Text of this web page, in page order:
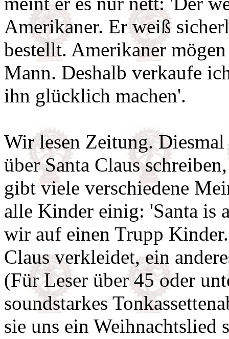
Amerikaner. Er weiß
bestellt. Amerikaner
Mann. Deshalb verkaufe
ihn glücklich machen'.
Wir lesen Zeitung.
über Santa Claus
gibt viele verschiedene
alle Kinder einig: 'Santa is
wir auf einen Trupp
Claus verkleidet, ein
(Für Leser über 45 oder
soundstarkes
sie uns ein Weihnachtslied